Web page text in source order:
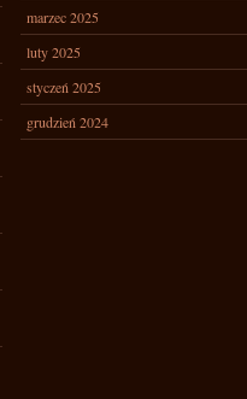
marzec 2025
luty 2025
styczeń 2025
grudzień 2024